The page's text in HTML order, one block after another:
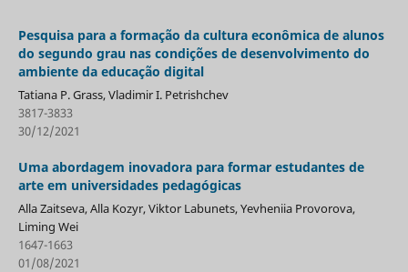
Pesquisa para a formação da cultura econômica de alunos
do segundo grau nas condições de desenvolvimento do
ambiente da educação digital
Tatiana P. Grass, Vladimir I. Petrishchev
3817-3833
30/12/2021
Uma abordagem inovadora para formar estudantes de
arte em universidades pedagógicas
Alla Zaitseva, Alla Kozyr, Viktor Labunets, Yevheniia Provorova,
Liming Wei
1647-1663
01/08/2021